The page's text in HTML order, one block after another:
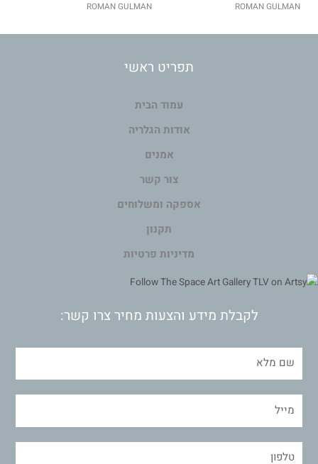
ROMAN GULMAN
ROMAN GULMAN
תפריט ראשי
עמוד הבית
אודות הגלריה
אמנים
צור קשר
אספקה ומשלוחים
תקנון
מדיניות פרטיות
לקבלת מידע והצעות מחיר צרו קשר: